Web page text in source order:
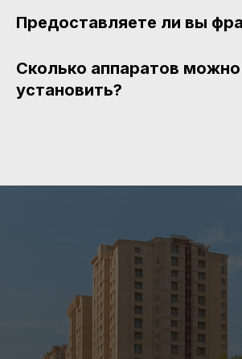
Предоставляете ли вы
Сколько аппаратов можно
установить?